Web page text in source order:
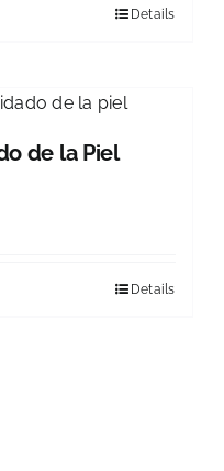
Details
de la Piel
Details